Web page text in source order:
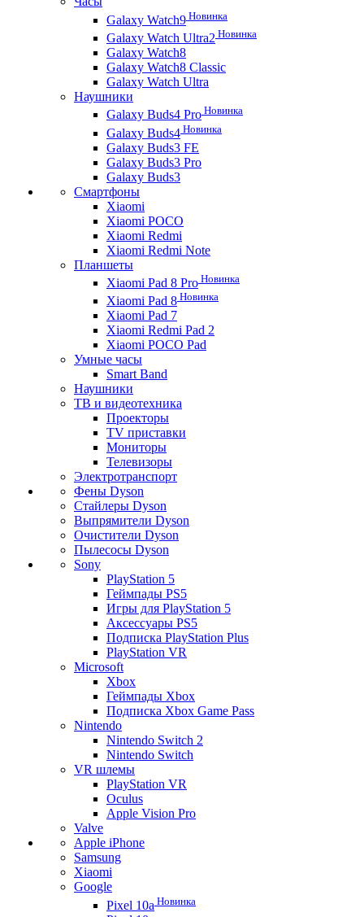
Galaxy Watch9 Новинка
Galaxy Watch Ultra2 Новинка
Galaxy Watch8
Galaxy Watch8 Classic
Galaxy Watch Ultra
Наушники
Galaxy Buds4 Pro Новинка
Galaxy Buds4 Новинка
Galaxy Buds3 FE
Galaxy Buds3 Pro
Galaxy Buds3
Смартфоны
Xiaomi
Xiaomi POCO
Xiaomi Redmi
Xiaomi Redmi Note
Планшеты
Xiaomi Pad 8 Pro Новинка
Xiaomi Pad 8 Новинка
Xiaomi Pad 7
Xiaomi Redmi Pad 2
Xiaomi POCO Pad
Умные часы
Smart Band
Наушники
ТВ и видеотехника
Проекторы
TV приставки
Мониторы
Телевизоры
Электротранспорт
Фены Dyson
Стайлеры Dyson
Выпрямители Dyson
Очистители Dyson
Пылесосы Dyson
Sony
PlayStation 5
Геймпады PS5
Игры для PlayStation 5
Аксессуары PS5
Подписка PlayStation Plus
PlayStation VR
Microsoft
Xbox
Геймпады Xbox
Подписка Xbox Game Pass
Nintendo
Nintendo Switch 2
Nintendo Switch
VR шлемы
PlayStation VR
Oculus
Apple Vision Pro
Valve
Apple iPhone
Samsung
Xiaomi
Google
Pixel 10a Новинка